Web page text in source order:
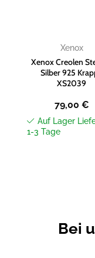
Xenox
Xenox Creolen
Silber 925
XS2039
79,00 €
Auf Lager
1-3 Tage
Bei